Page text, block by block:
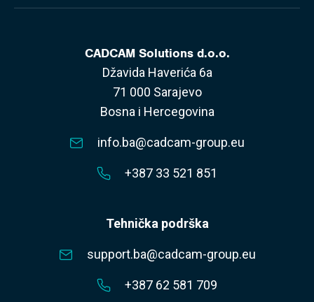
CADCAM Solutions d.o.o.
Džavida Haverića 6a
71 000 Sarajevo
Bosna i Hercegovina
info.ba@cadcam-group.eu
+387 33 521 851
Tehnička podrška
support.ba@cadcam-group.eu
+387 62 581 709